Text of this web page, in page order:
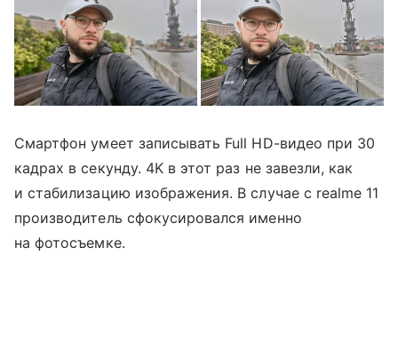
Смартфон умеет записывать Full HD-видео при 30
кадрах в секунду. 4K в этот раз не завезли, как
и стабилизацию изображения. В случае с realme 11
производитель сфокусировался именно
на фотосъемке.